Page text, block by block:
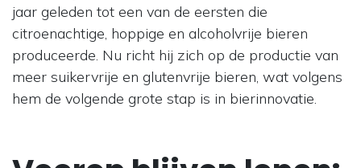
jaar geleden tot een van de eersten die
citroenachtige, hoppige en alcoholvrije bieren
produceerde. Nu richt hij zich op de productie van
meer suikervrije en glutenvrije bieren, wat volgens
hem de volgende grote stap is in bierinnovatie.